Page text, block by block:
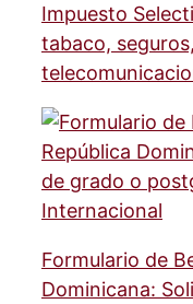
Impuesto
tabaco,
Formulario de
Dominicana: